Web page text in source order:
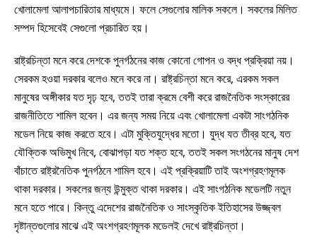
খোলামেলা আলাপচারিতার মাধ্যমে। ফলে সেগুলোর মালিক সকলে। সকলের মিলিত
সম্পদ হিসেবেই সেগুলো প্রচারিত হয়।
রাষ্ট্রচিন্তা মনে করে দেশকে পুনর্গঠনের কাজ কোনো গোপন ও বদ্ধ প্রক্রিয়া নয়।
সেরকম হওয়া দরকার বলেও মনে করে না। রাষ্ট্রচিন্তা মনে করে, এরকম সকল
মানুষের অঙ্গীকার যত দৃঢ় হবে, ততই তারা ক্রমে বেশী করে রাজনৈতিক সংস্কারের
রাজনীতিতে শামিল হবেন। এর জন্য সময় নিয়ে এবং খোলামেলা একটা সাংগঠনিক
মডেল নিয়ে কাজ করতে হবে। এটা মুক্তিযুদ্ধের মতো। যুদ্ধ যত তীব্র হবে, যত
যৌক্তিক অভিমুখ নিবে, বোঝাপড়া যত শক্ত হবে, ততই সকল সংগঠনের মানুষ দেশ
বাঁচাতে রাষ্ট্রনৈতিক পুনর্গঠনে শামিল হবে। এই প্রক্রিয়াটি তাই অংশগ্রহণমূলক
থাকা দরকার। সকলের জন্য উন্মুক্ত থাকা দরকার। এই সাংগঠনিক মডেলটি নতুন
মনে হতে পারে। কিন্তু এদেশের রাজনৈতিক ও সাংস্কৃতিক ইতিহাসের উজ্জ্বল
দৃষ্টান্তগুলোর মাঝে এই অংশগ্রহণমূলক মডেলই দেখে রাষ্ট্রচিন্তা।